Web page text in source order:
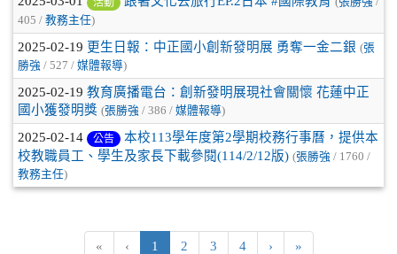
405 / 教務主任)
2025-02-19 更生日報：中正國小創新發明展 勇奪一金二銀 (張
勝強 / 527 / 媒體報導)
2025-02-19 教育廣播電台：創新發明展現社會關懷 花蓮中正
國小獲發明獎 (張勝強 / 386 / 媒體報導)
2025-02-14 公告
本校113學年度第2學期校務行事曆，提供本
校教職員工、學生及家長下載參閱(114/2/12版) (張勝強 / 1760 /
教務主任)
« ‹ 1 (目前頁次)
2 3 4 ›下一頁
»最後頁